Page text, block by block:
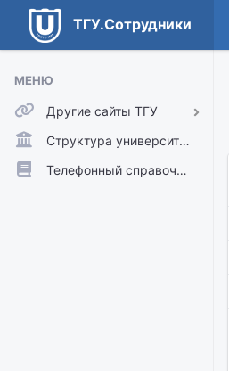
ТГУ.Сотрудники
МЕНЮ
Другие сайты ТГУ
ТГУ.Аккаунты
ТГУ.Расписание
Структура университета
Телефонный справочник